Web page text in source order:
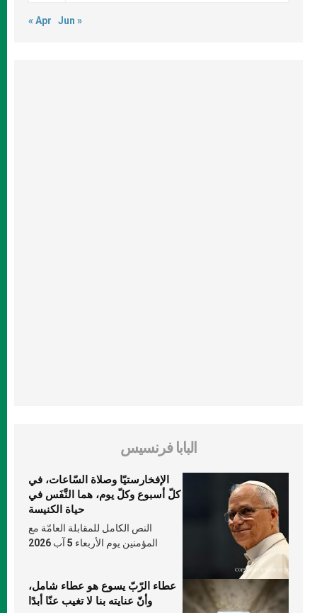
« Apr Jun »
البابا فرنسيس
الإفخارستيّا وصلاة السّاعات، في
كلّ أسبوع وكلّ يوم، هما النَّفَس في
حياة الكنيسة
النص الكامل للمقابلة العامّة مع
المؤمنين يوم الأربعاء 5 آب 2026
عطاء الرّبّ يسوع هو عطاء شامل،
وأنّ عنايته بنا لا تغيب عنّا أبدًا